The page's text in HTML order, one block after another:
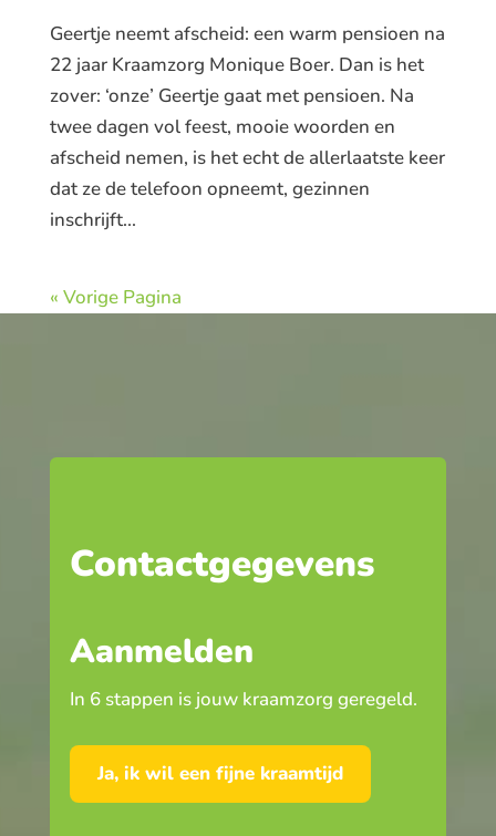
Geertje neemt afscheid: een warm pensioen na
22 jaar Kraamzorg Monique Boer. Dan is het
zover: ‘onze’ Geertje gaat met pensioen. Na
twee dagen vol feest, mooie woorden en
afscheid nemen, is het echt de allerlaatste keer
dat ze de telefoon opneemt, gezinnen
inschrijft...
« Vorige Pagina
Contactgegevens
Aanmelden
In 6 stappen is jouw kraamzorg geregeld.
Ja, ik wil een fijne kraamtijd